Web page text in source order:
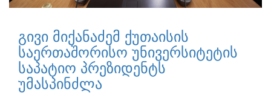
გივი მიქანაძემ ქუთაისის
საერთაშორისო უნივერსიტეტის
საპატიო პრეზიდენტს
უმასპინძლა